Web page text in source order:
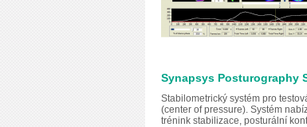
Synapsys Posturography
Stabilometrický systém pro
(center of pressure). Systém
trénink stabilizace, posturální